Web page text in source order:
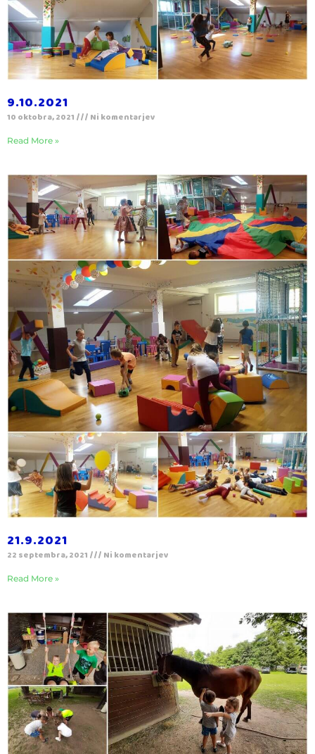
9.10.2021
10 oktobra, 2021 Ni komentarjev
Read More »
21.9.2021
22 septembra, 2021 Ni komentarjev
Read More »